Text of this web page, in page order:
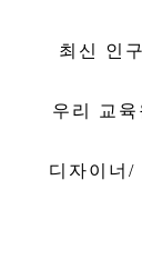
최신 인
우리 교
디자이너/